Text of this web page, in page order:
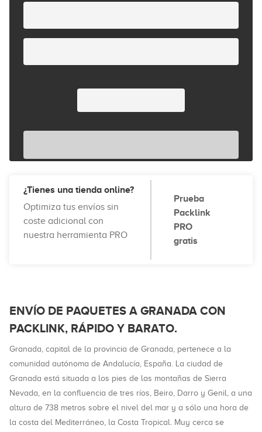
¿Tienes una tienda online?
Optimiza tus envíos sin
coste adicional con
nuestra herramienta PRO
Prueba
Packlink
PRO
gratis
ENVÍO DE PAQUETES A GRANADA CON
PACKLINK, RÁPIDO Y BARATO.
Granada, capital de la provincia de Granada, pertenece a la
comunidad autónoma de Andalucía, España. La ciudad de
Granada está situada a los pies de las montañas de Sierra
Nevada, en la confluencia de tres ríos, Beiro, Darro y Genil, a una
altura de 738 metros sobre el nivel del mar y a sólo una hora de
la costa del Mediterráneo, la Costa Tropical. Muy cerca se